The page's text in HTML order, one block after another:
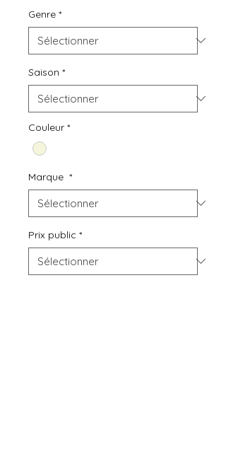
Genre *
Saison *
Couleur *
Marque *
Prix public *